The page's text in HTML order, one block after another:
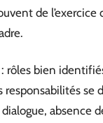
de l’exercice
bien
responsabilités se
absence